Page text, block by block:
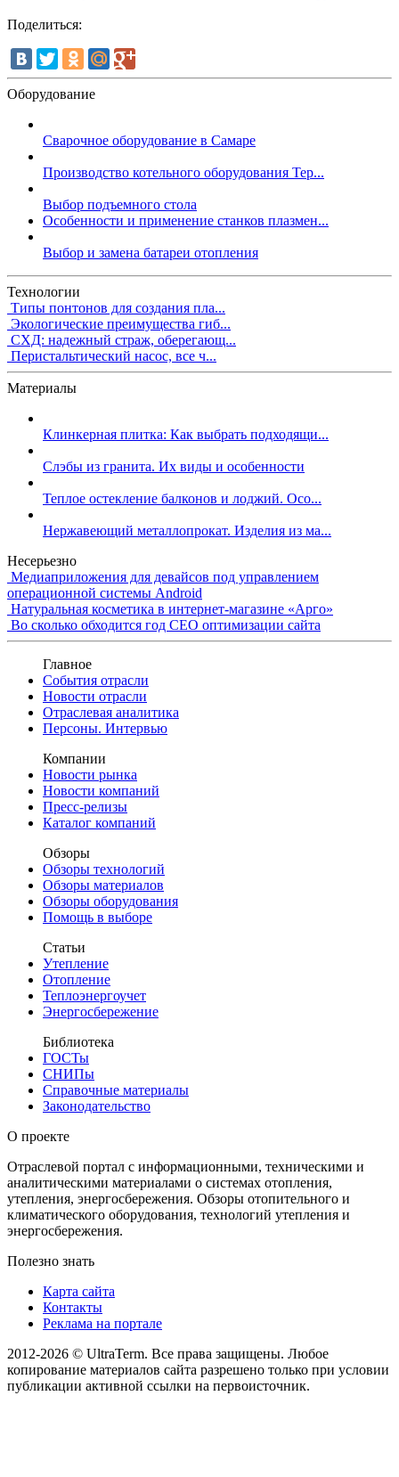
Поделиться:
Оборудование
Сварочное оборудование в Самаре
Производство котельного оборудования Тер...
Выбор подъемного стола
Особенности и применение станков плазмен...
Выбор и замена батареи отопления
Технологии
Типы понтонов для создания пла...
Экологические преимущества гиб...
СХД: надежный страж, оберегающ...
Перистальтический насос, все ч...
Материалы
Клинкерная плитка: Как выбрать подходящи...
Слэбы из гранита. Их виды и особенности
Теплое остекление балконов и лоджий. Осо...
Нержавеющий металлопрокат. Изделия из ма...
Несерьезно
Медиаприложения для девайсов под управлением
операционной системы Android
Натуральная косметика в интернет-магазине «Арго»
Во сколько обходится год СЕО оптимизации сайта
Главное
События отрасли
Новости отрасли
Отраслевая аналитика
Персоны. Интервью
Компании
Новости рынка
Новости компаний
Пресс-релизы
Каталог компаний
Обзоры
Обзоры технологий
Обзоры материалов
Обзоры оборудования
Помощь в выборе
Статьи
Утепление
Отопление
Теплоэнергоучет
Энергосбережение
Библиотека
ГОСТы
СНИПы
Справочные материалы
Законодательство
О проекте
Отраслевой портал с информационными, техническими и
аналитическими материалами о системах отопления,
утепления, энергосбережения. Обзоры отопительного и
климатического оборудования, технологий утепления и
энергосбережения.
Полезно знать
Карта сайта
Контакты
Реклама на портале
2012-2026 © UltraTerm. Все права защищены. Любое
копирование материалов сайта разрешено только при условии
публикации активной ссылки на первоисточник.